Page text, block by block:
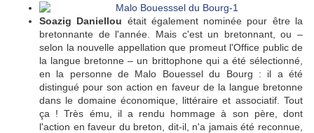
Soazig Daniellou était également nominée pour être la
bretonnante de l'année. Mais c'est un bretonnant, ou –
selon la nouvelle appellation que promeut l'Office public de
la langue bretonne – un brittophone qui a été sélectionné,
en la personne de Malo Bouessel du Bourg : il a été
distingué pour son action en faveur de la langue bretonne
dans le domaine économique, littéraire et associatif. Tout
ça ! Très ému, il a rendu hommage à son père, dont
l'action en faveur du breton, dit-il, n'a jamais été reconnue,